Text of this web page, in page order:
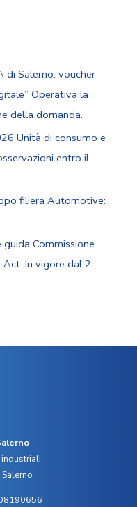
di Salerno: voucher
Operativa la
della domanda.
Unità di consumo e
entro il
filiera Automotive:
guida Commissione
In vigore dal 2